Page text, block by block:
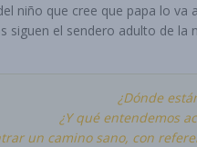
niño que cree que papa lo
siguen el sendero adulto de la
¿Dónde
¿Y qué entendemos
un camino sano, con